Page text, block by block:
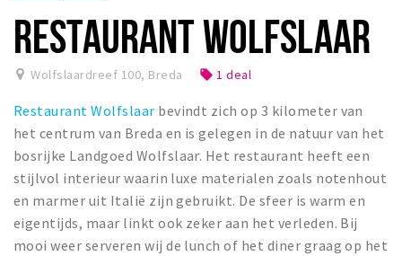
Bezienswaardigheden
Musea, theaters & podia
Uitjes & activiteiten
Toeristische routes
Natuurgebieden
Baroniepoorten
Sport
RESTAURANT WOLFSLAAR
Wolfslaardreef 100, Breda local_offer 1 deal
Restaurant Wolfslaar bevindt zich op 3 kilometer van
het centrum van Breda en is gelegen in de natuur van het
bosrijke Landgoed Wolfslaar. Het restaurant heeft een
stijlvol interieur waarin luxe materialen zoals notenhout
en marmer uit Italië zijn gebruikt. De sfeer is warm en
eigentijds, maar linkt ook zeker aan het verleden. Bij
mooi weer serveren wij de lunch of het diner graag op het